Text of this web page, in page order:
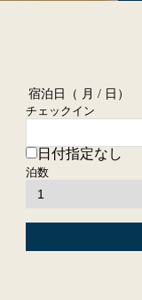
宿泊日（ 月 / 日）
チェックイン
日付指定なし
泊数